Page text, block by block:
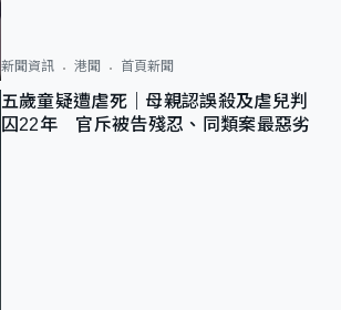
新聞資訊 港聞 首頁新聞
五歲童疑遭虐死｜母親認誤殺及虐兒判
囚22年 官斥被告殘忍、同類案最惡劣